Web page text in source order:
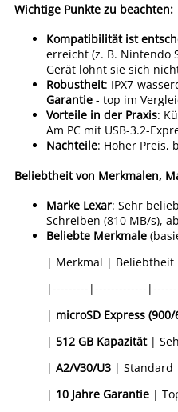
Wichtige Punkte zu beachten:
Kompatibilität ist
erreicht (z. B. Nintendo
Gerät lohnt sie sich
Robustheit: IPX7-
Garantie - top im
Vorteile in der Praxis:
Am PC mit USB-3.2-
Nachteile: Hoher Preis,
Beliebtheit von Merkmalen,
Marke Lexar: Sehr
Schreiben (810 MB/s),
Beliebte Merkmale
| Merkmal | Beliebtheit
|---------|-------------
| microSD Express
| 512 GB Kapazität|
| A2/V30/U3 | Standard
| 10 Jahre Garantie |